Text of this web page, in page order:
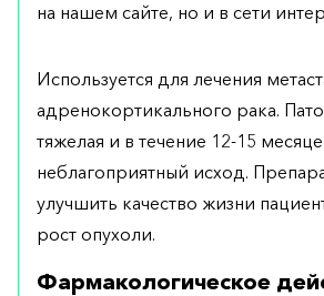
на нашем сайте, но и в сети
Используется для лечения
адренокортикального рака.
тяжелая и в течение 12-15
неблагоприятный исход.
улучшить качество жизни
рост опухоли.
Фармакологическое